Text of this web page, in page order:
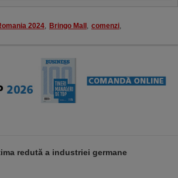
2024, Bringo Mall , comenzi,
redută a industriei germane